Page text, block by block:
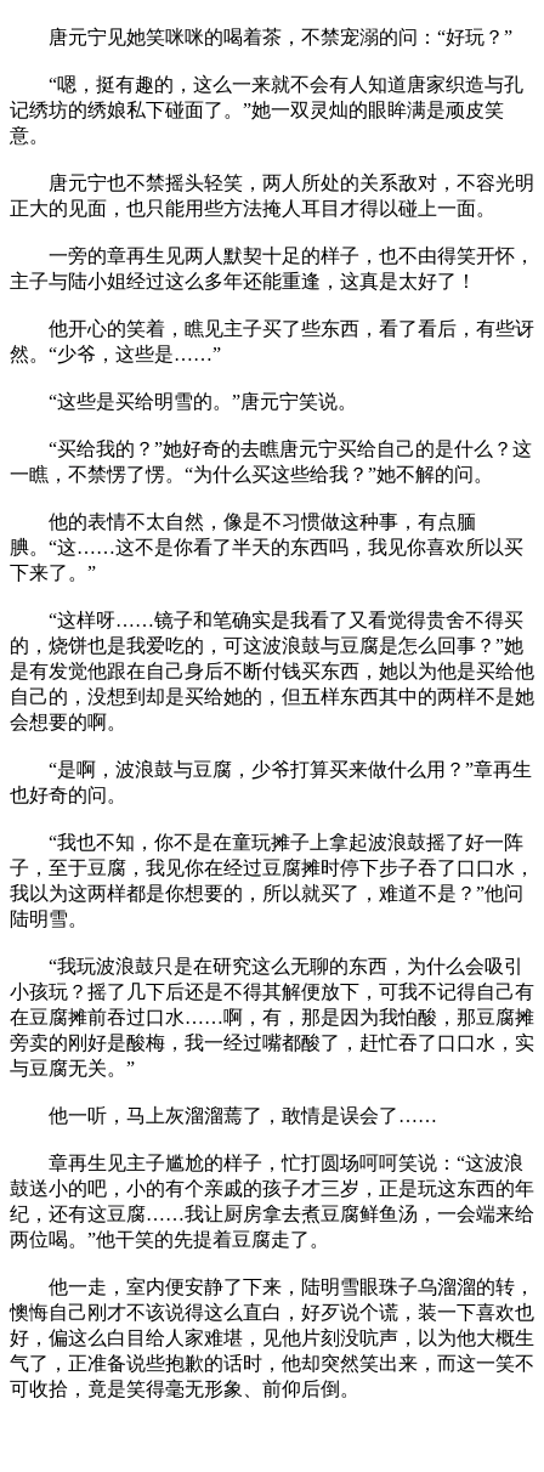
唐元宁见她笑咪咪的喝着茶，不禁宠溺的问：“好玩？”
“嗯，挺有趣的，这么一来就不会有人知道唐家织造与孔
记绣坊的绣娘私下碰面了。”她一双灵灿的眼眸满是顽皮笑
意。
唐元宁也不禁摇头轻笑，两人所处的关系敌对，不容光明
正大的见面，也只能用些方法掩人耳目才得以碰上一面。
一旁的章再生见两人默契十足的样子，也不由得笑开怀，
主子与陆小姐经过这么多年还能重逢，这真是太好了！
他开心的笑着，瞧见主子买了些东西，看了看后，有些讶
然。“少爷，这些是……”
“这些是买给明雪的。”唐元宁笑说。
“买给我的？”她好奇的去瞧唐元宁买给自己的是什么？这
一瞧，不禁愣了愣。“为什么买这些给我？”她不解的问。
他的表情不太自然，像是不习惯做这种事，有点腼
腆。“这……这不是你看了半天的东西吗，我见你喜欢所以买
下来了。”
“这样呀……镜子和笔确实是我看了又看觉得贵舍不得买
的，烧饼也是我爱吃的，可这波浪鼓与豆腐是怎么回事？”她
是有发觉他跟在自己身后不断付钱买东西，她以为他是买给他
自己的，没想到却是买给她的，但五样东西其中的两样不是她
会想要的啊。
“是啊，波浪鼓与豆腐，少爷打算买来做什么用？”章再生
也好奇的问。
“我也不知，你不是在童玩摊子上拿起波浪鼓摇了好一阵
子，至于豆腐，我见你在经过豆腐摊时停下步子吞了口口水，
我以为这两样都是你想要的，所以就买了，难道不是？”他问
陆明雪。
“我玩波浪鼓只是在研究这么无聊的东西，为什么会吸引
小孩玩？摇了几下后还是不得其解便放下，可我不记得自己有
在豆腐摊前吞过口水……啊，有，那是因为我怕酸，那豆腐摊
旁卖的刚好是酸梅，我一经过嘴都酸了，赶忙吞了口口水，实
与豆腐无关。”
他一听，马上灰溜溜蔫了，敢情是误会了……
章再生见主子尴尬的样子，忙打圆场呵呵笑说：“这波浪
鼓送小的吧，小的有个亲戚的孩子才三岁，正是玩这东西的年
纪，还有这豆腐……我让厨房拿去煮豆腐鲜鱼汤，一会端来给
两位喝。”他干笑的先提着豆腐走了。
他一走，室内便安静了下来，陆明雪眼珠子乌溜溜的转，
懊悔自己刚才不该说得这么直白，好歹说个谎，装一下喜欢也
好，偏这么白目给人家难堪，见他片刻没吭声，以为他大概生
气了，正准备说些抱歉的话时，他却突然笑出来，而这一笑不
可收拾，竟是笑得毫无形象、前仰后倒。